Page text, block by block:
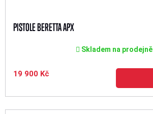
PISTOLE BERETTA APX
Skladem na prodejně
19 900 Kč